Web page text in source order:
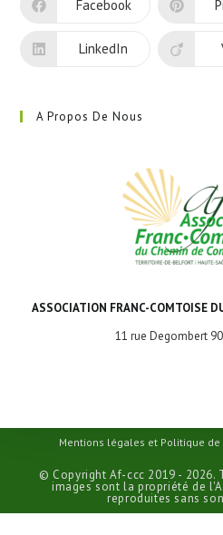
Facebook
LinkedIn
A Propos De Nous
ASSOCIATION FRANC-COMTOISE
11 rue Degombert
Mentions légales et Politique
© Copyright Af-ccc 2019 -
images sont la propriété de
reproduites sans